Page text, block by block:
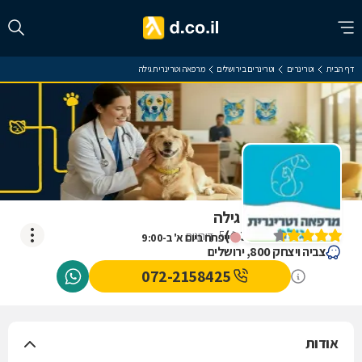
דף הבית וטרינרים וטרינרים בירושלים מרפאה וטרינרית גילה
ייפתח ביום א' ב-9:00
מרפאה וטרינרית גילה
(
4.3
)
5דירוגים
צביה ויצחק 800, ירושלים
072-2158425
אודות